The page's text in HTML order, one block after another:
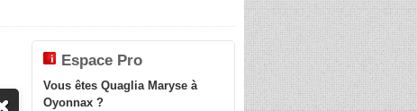
Espace Pro
Vous êtes Quaglia Maryse à
Oyonnax ?